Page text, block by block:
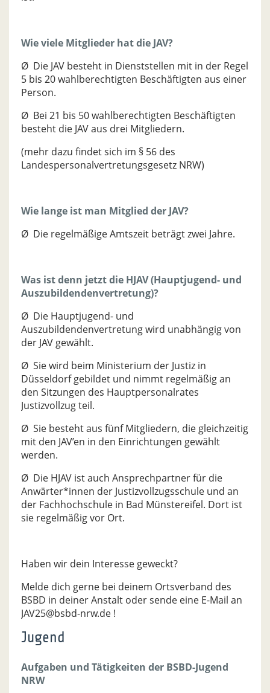
Wie viele Mitglieder hat die JAV?
Ø Die JAV besteht in Dienststellen mit in der Regel
5 bis 20 wahlberechtigten Beschäftigten aus einer
Person.
Ø Bei 21 bis 50 wahlberechtigten Beschäftigten
besteht die JAV aus drei Mitgliedern.
(mehr dazu findet sich im § 56 des
Landespersonalvertretungsgesetz NRW)
Wie lange ist man Mitglied der JAV?
Ø Die regelmäßige Amtszeit beträgt zwei Jahre.
Was ist denn jetzt die HJAV (Hauptjugend- und
Auszubildendenvertretung)?
Ø Die Hauptjugend- und
Auszubildendenvertretung wird unabhängig von
der JAV gewählt.
Ø Sie wird beim Ministerium der Justiz in
Düsseldorf gebildet und nimmt regelmäßig an
den Sitzungen des Hauptpersonalrates
Justizvollzug teil.
Ø Sie besteht aus fünf Mitgliedern, die gleichzeitig
mit den JAV’en in den Einrichtungen gewählt
werden.
Ø Die HJAV ist auch Ansprechpartner für die
Anwärter*innen der Justizvollzugsschule und an
der Fachhochschule in Bad Münstereifel. Dort ist
sie regelmäßig vor Ort.
Haben wir dein Interesse geweckt?
Melde dich gerne bei deinem Ortsverband des
BSBD in deiner Anstalt oder sende eine E-Mail an
JAV25@bsbd-nrw.de !
Jugend
Aufgaben und Tätigkeiten der BSBD-Jugend
NRW